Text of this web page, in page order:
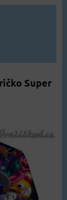
Super